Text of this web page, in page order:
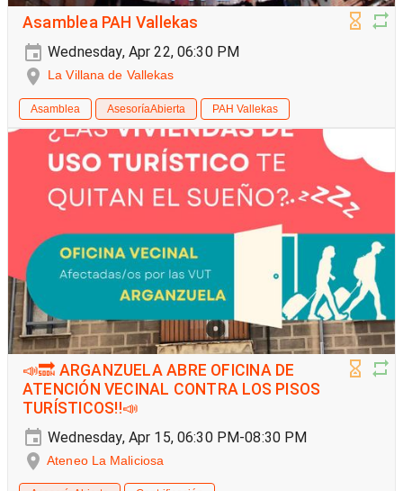
Asamblea PAH Vallekas
Wednesday, Apr 22, 06:30 PM
La Villana de Vallekas
Asamblea AsesoríaAbierta PAH Vallekas
📣🔜 ARGANZUELA ABRE OFICINA DE
ATENCIÓN VECINAL CONTRA LOS PISOS
TURÍSTICOS‼️📣
Wednesday, Apr 15, 06:30 PM-08:30 PM
Ateneo La Maliciosa